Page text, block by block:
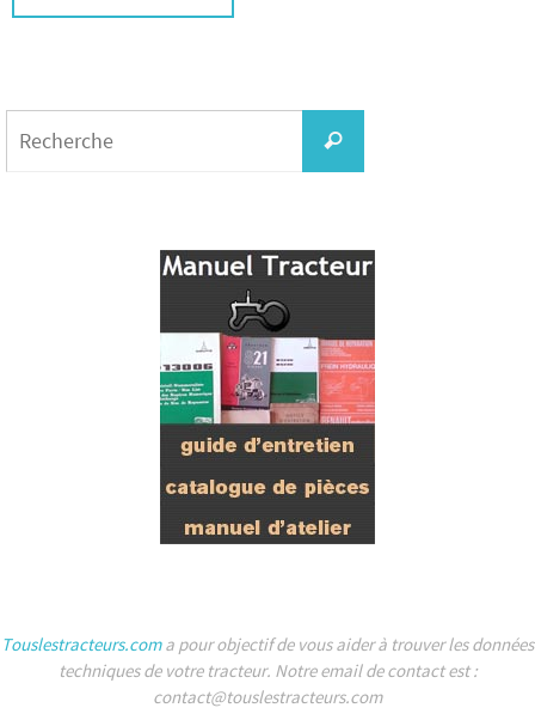
Recherche
Touslestracteurs.coma pour objectif de vous aider à trouver les données
techniques de votre tracteur. Notre email de contact est :
contact@touslestracteurs.com